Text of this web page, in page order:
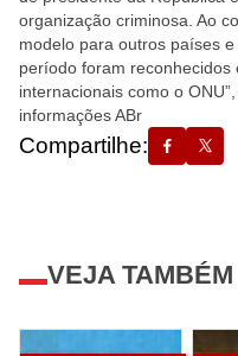
organização criminosa. Ao
modelo para outros países
período foram
internacionais como o
informações ABr
Compartilhe:
VEJA TAMBÉM